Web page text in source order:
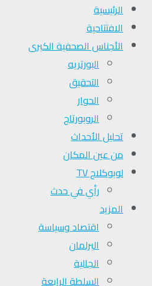
الرئيسية
الافتتاحية
الأجناس الصحفية الكبرى
البورتريه
التحقیق
الحوار
الروبورتاج
تحلیل الأحداث
من عين المكان
لوبوكلاج TV
رأي في حدث
المزيد
اقتصاد وسياسة
البرلمان
الجالية
السلطة الرابعة